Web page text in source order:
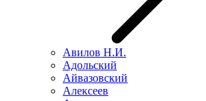
Авилов Н.И.
Адольский
Айвазовский
Алексеев